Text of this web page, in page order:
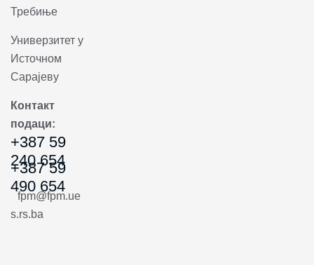
Требиње
Универзитет у
Источном
Сарајеву
Контакт
подаци:
+387 59
240 654
+387 59
490 654
fpm@fpm.ue
s.rs.ba